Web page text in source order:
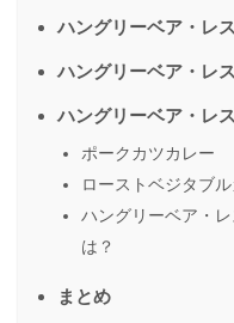
ハングリーベア・レ
ハングリーベア・レ
ハングリーベア・レ
ポークカツカレー
ローストベジタブ
ハングリーベア・
は？
まとめ